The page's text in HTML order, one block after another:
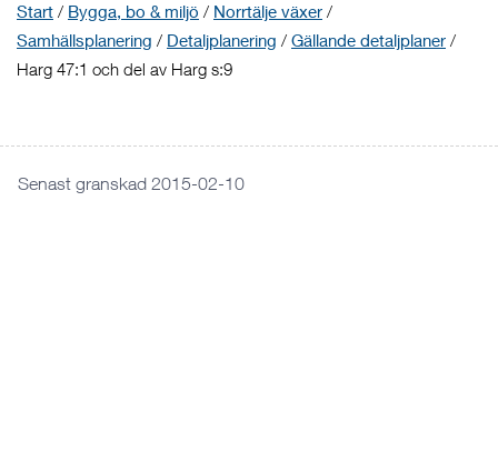
Start / Bygga, bo & miljö / Norrtälje växer /
Samhällsplanering / Detaljplanering / Gällande detaljplaner /
Harg 47:1 och del av Harg s:9
Senast granskad 2015-02-10